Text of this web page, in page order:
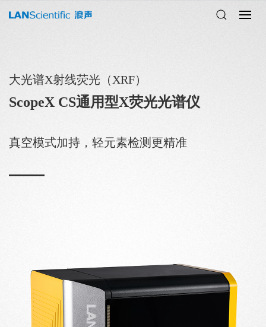
大光谱X射线荧光（XRF）
ScopeX CS通用型X荧光光谱仪
真空模式加持，轻元素检测更精准